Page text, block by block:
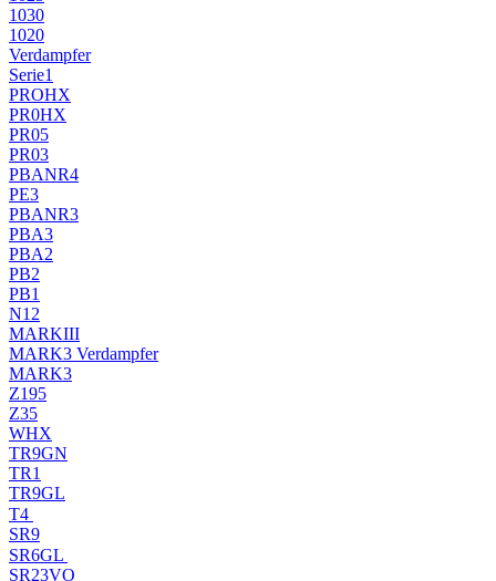
1030
1020
Verdampfer
Serie1
PROHX
PR0HX
PR05
PR03
PBANR4
PE3
PBANR3
PBA3
PBA2
PB2
PB1
N12
MARKIII
MARK3 Verdampfer
MARK3
Z195
Z35
WHX
TR9GN
TR1
TR9GL
T4
SR9
SR6GL
SR23VO